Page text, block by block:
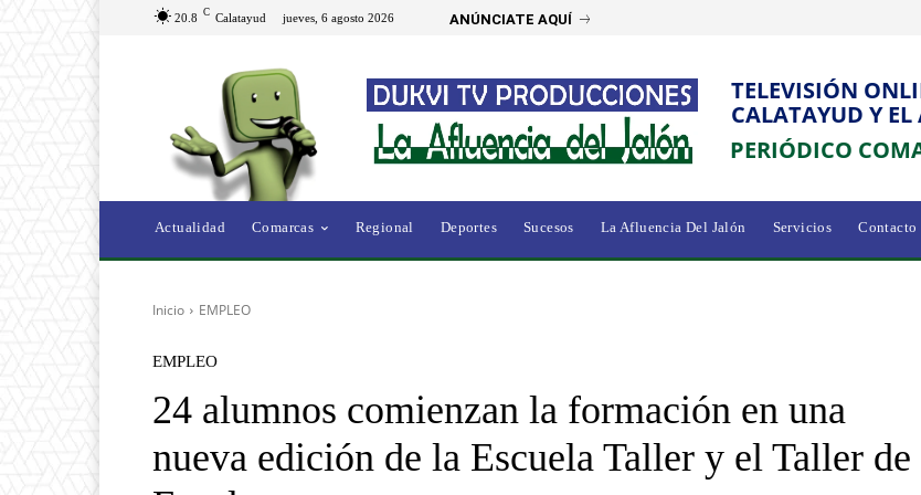
20.8 C Calatayud jueves, 6 agosto 2026 ANÚNCIATE AQUÍ
TELEVISIÓN
CALATAYUD Y
PERIÓDICO
Actualidad Comarcas Regional Deportes Sucesos La Afluencia Del Jalón Servicios Contacto
Inicio EMPLEO
EMPLEO
24 alumnos comienzan la formación en una
nueva edición de la Escuela Taller y el Taller de